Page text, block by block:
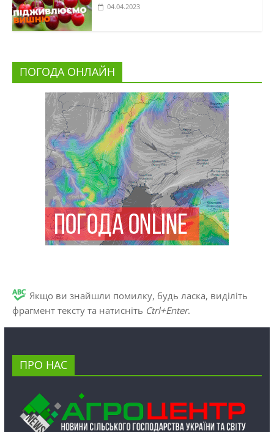
04.04.2023
ПОГОДА ОНЛАЙН
Якщо ви знайшли помилку, будь ласка, виділіть
фрагмент тексту та натисніть Ctrl+Enter.
ПРО НАС